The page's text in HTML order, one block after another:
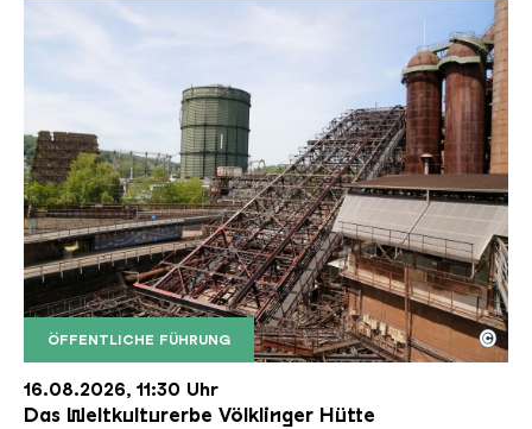
ÖFFENTLICHE FÜHRUNG
Der Erzschrägaufzug der Völklinger Hütte mit
Copyright: Weltkulturerbe Völklinger Hütte | Karl
©
16.08.2026, 11:30 Uhr
Das Weltkulturerbe Völklinger Hütte